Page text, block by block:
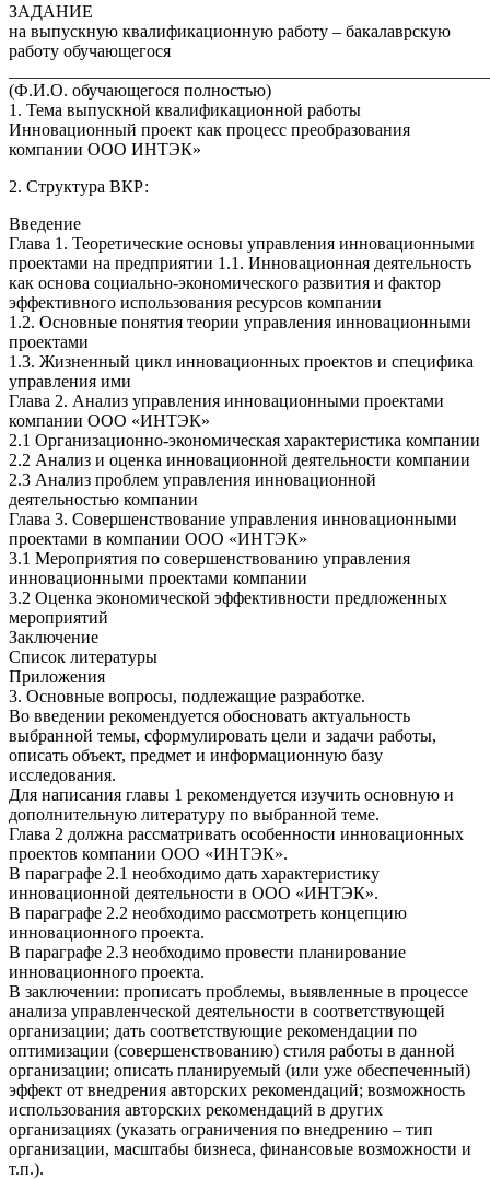
ЗАДАНИЕ
на выпускную квалификационную работу – бакалаврскую
работу обучающегося
(Ф.И.О. обучающегося полностью)
1. Тема выпускной квалификационной работы
Инновационный проект как процесс преобразования
компании ООО ИНТЭК»
2. Структура ВКР:
Введение
Глава 1. Теоретические основы управления инновационными
проектами на предприятии 1.1. Инновационная деятельность
как основа социально-экономического развития и фактор
эффективного использования ресурсов компании
1.2. Основные понятия теории управления инновационными
проектами
1.3. Жизненный цикл инновационных проектов и специфика
управления ими
Глава 2. Анализ управления инновационными проектами
компании ООО «ИНТЭК»
2.1 Организационно-экономическая характеристика компании
2.2 Анализ и оценка инновационной деятельности компании
2.3 Анализ проблем управления инновационной
деятельностью компании
Глава 3. Совершенствование управления инновационными
проектами в компании ООО «ИНТЭК»
3.1 Мероприятия по совершенствованию управления
инновационными проектами компании
3.2 Оценка экономической эффективности предложенных
мероприятий
Заключение
Список литературы
Приложения
3. Основные вопросы, подлежащие разработке.
Во введении рекомендуется обосновать актуальность
выбранной темы, сформулировать цели и задачи работы,
описать объект, предмет и информационную базу
исследования.
Для написания главы 1 рекомендуется изучить основную и
дополнительную литературу по выбранной теме.
Глава 2 должна рассматривать особенности инновационных
проектов компании ООО «ИНТЭК».
В параграфе 2.1 необходимо дать характеристику
инновационной деятельности в ООО «ИНТЭК».
В параграфе 2.2 необходимо рассмотреть концепцию
инновационного проекта.
В параграфе 2.3 необходимо провести планирование
инновационного проекта.
В заключении: прописать проблемы, выявленные в процессе
анализа управленческой деятельности в соответствующей
организации; дать соответствующие рекомендации по
оптимизации (совершенствованию) стиля работы в данной
организации; описать планируемый (или уже обеспеченный)
эффект от внедрения авторских рекомендаций; возможность
использования авторских рекомендаций в других
организациях (указать ограничения по внедрению – тип
организации, масштабы бизнеса, финансовые возможности и
т.п.).